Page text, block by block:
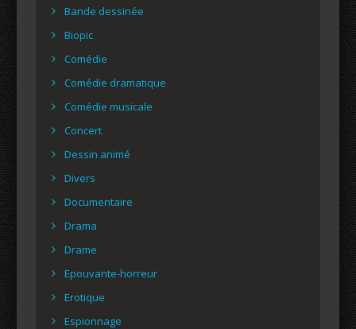
Bande dessinée
Biopic
Comédie
Comédie dramatique
Comédie musicale
Concert
Dessin animé
Divers
Documentaire
Drama
Drame
Epouvante-horreur
Erotique
Espionnage